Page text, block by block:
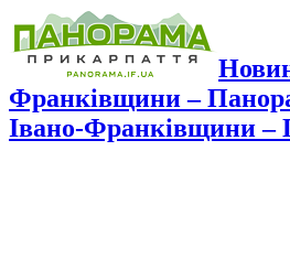
Франківщини –
Івано-Франківщини –